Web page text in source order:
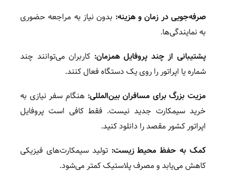
صرفه‌جویی در زمان و هزینه: بدون نیاز به مراجعه حضوری
به نمایندگی‌ها.
پشتیبانی از چند پروفایل همزمان: کاربران می‌توانند چند
شماره یا اپراتور را روی یک دستگاه فعال کنند.
مزیت بزرگ برای مسافران بین‌المللی: هنگام سفر نیازی به
خرید سیمکارت جدید نیست. فقط کافی است پروفایل
اپراتور کشور مقصد را دانلود کنید.
کمک به حفظ محیط زیست: تولید سیمکارت‌های فیزیکی
کاهش می‌یابد و مصرف پلاستیک کمتر می‌شود.